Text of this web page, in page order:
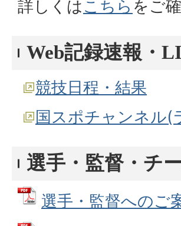
詳しくはこちら をご
Web記録速報・
競技日程・結果
国スポチャンネル(
選手・監督・チ
選手・監督へのご